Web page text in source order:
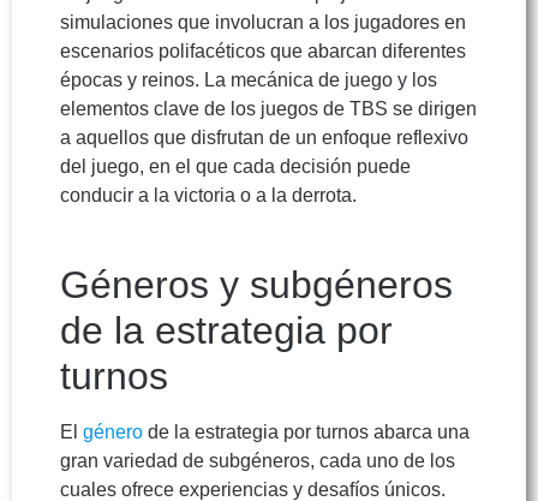
simulaciones que involucran a los jugadores en
escenarios polifacéticos que abarcan diferentes
épocas y reinos. La mecánica de juego y los
elementos clave de los juegos de TBS se dirigen
a aquellos que disfrutan de un enfoque reflexivo
del juego, en el que cada decisión puede
conducir a la victoria o a la derrota.
Géneros y subgéneros
de la estrategia por
turnos
El género de la estrategia por turnos abarca una
gran variedad de subgéneros, cada uno de los
cuales ofrece experiencias y desafíos únicos.